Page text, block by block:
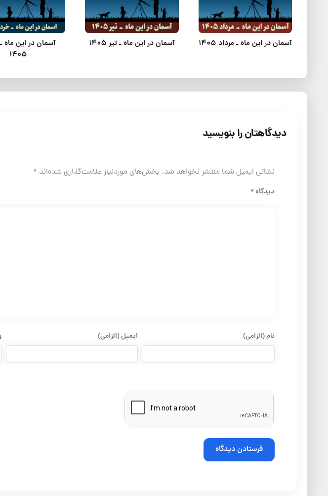
آسمان در این ماه ـ مرداد 1405 آسمان در این ماه ـ تیر 1405
آسمان در این ماه
1405
دیدگاهتان را بنویسید
نشانی ایمیل شما منتشر نخواهد شد. بخش‌های موردنیاز علامت‌گذاری شده‌اند *
دیدگاه*
نام (الزامی) ایمیل (الزامی)